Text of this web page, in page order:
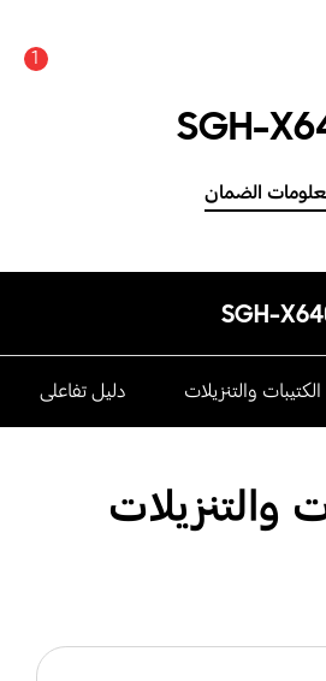
1
SGH-
الضمان
SGH-
الكتيبات والتنزيلات دليل تفاعلى
والتنزيلات